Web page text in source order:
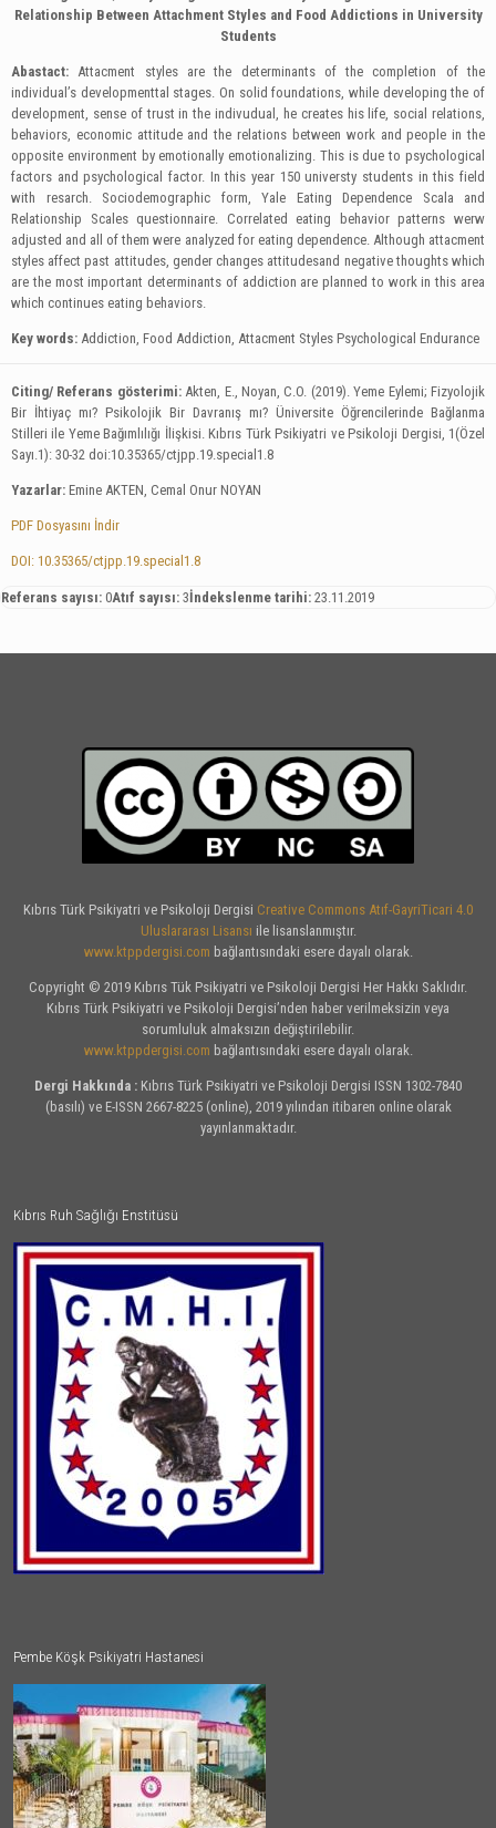
Relationship Between Attachment Styles and Food Addictions in University
Students
Abastact:Attacment styles are the determinants of the completion of the
individual’s developmenttal stages. On solid foundations, while developing the of
development, sense of trust in the indivudual, he creates his life, social relations,
behaviors, economic attitude and the relations between work and people in the
opposite environment by emotionally emotionalizing. This is due to psychological
factors and psychological factor. In this year 150 universty students in this field
with resarch. Sociodemographic form, Yale Eating Dependence Scala and
Relationship Scales questionnaire. Correlated eating behavior patterns werw
adjusted and all of them were analyzed for eating dependence. Although attacment
styles affect past attitudes, gender changes attitudesand negative thoughts which
are the most important determinants of addiction are planned to work in this area
which continues eating behaviors.
Key words: Addiction, Food Addiction, Attacment Styles Psychological Endurance
Citing/ Referans gösterimi: Akten, E., Noyan, C.O. (2019). Yeme Eylemi; Fizyolojik
Bir İhtiyaç mı? Psikolojik Bir Davranış mı? Üniversite Öğrencilerinde Bağlanma
Stilleri ile Yeme Bağımlılığı İlişkisi.Kıbrıs Türk Psikiyatri ve Psikoloji Dergisi, 1(Özel
Sayı.1): 30-32 doi:10.35365/ctjpp.19.special1.8
Yazarlar: Emine AKTEN, Cemal Onur NOYAN
PDF Dosyasını İndir
DOI: 10.35365/ctjpp.19.special1.8
Referans sayısı: 0Atıf sayısı: 3İndekslenme tarihi: 23.11.2019
Kıbrıs Türk Psikiyatri ve Psikoloji Dergisi Creative Commons Atıf-GayriTicari 4.0
Uluslararası Lisansı ile lisanslanmıştır.
www.ktppdergisi.com bağlantısındaki esere dayalı olarak.
Copyright © 2019 Kıbrıs Tük Psikiyatri ve Psikoloji Dergisi Her Hakkı Saklıdır.
Kıbrıs Türk Psikiyatri ve Psikoloji Dergisi’nden haber verilmeksizin veya
sorumluluk almaksızın değiştirilebilir.
www.ktppdergisi.com bağlantısındaki esere dayalı olarak.
Dergi Hakkında : Kıbrıs Türk Psikiyatri ve Psikoloji Dergisi ISSN 1302-7840
(basılı) ve E-ISSN 2667-8225 (online), 2019 yılından itibaren online olarak
yayınlanmaktadır.
Kıbrıs Ruh Sağlığı Enstitüsü
Pembe Köşk Psikiyatri Hastanesi